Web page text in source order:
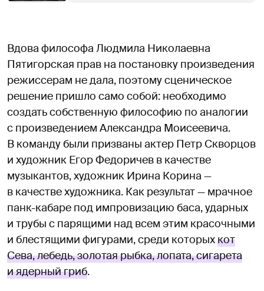
Вдова философа Людмила Николаевна
Пятигорская прав на постановку произведения
режиссерам не дала, поэтому сценическое
решение пришло само собой: необходимо
создать собственную философию по аналогии
с произведением Александра Моисеевича.
В команду были призваны актер Петр Скворцов
и художник Егор Федоричев в качестве
музыкантов, художник Ирина Корина —
в качестве художника. Как результат — мрачное
панк-кабаре под импровизацию баса, ударных
и трубы с парящими над всем этим красочными
и блестящими фигурами, среди которыхкот
Сева, лебедь, золотая рыбка, лопата, сигарета
и ядерный гриб.